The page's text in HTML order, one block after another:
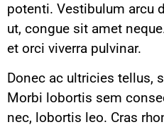
potenti. Vestibulum arcu
ut, congue sit amet
et orci viverra pulvinar.
Donec ac ultricies tellus,
Morbi lobortis sem
nec, lobortis leo. Cras